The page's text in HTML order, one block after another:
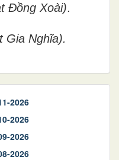
Đồng Xoài).
Gia Nghĩa).
2026
2026
2026
2026